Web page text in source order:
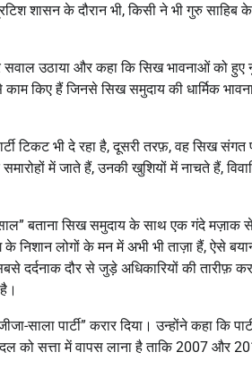
शासन के दौरान भी, किसी ने भी गुरु साहिब
सवाल उठाया और कहा कि सिख भावनाओं को
काम किए हैं जिनसे सिख समुदाय की धार्मिक
टिकट भी दे रहा है, दूसरी तरफ़, वह सिख संगत
में जाते हैं, उनकी खुशियों में नाचते हैं,
बताना सिख समुदाय के साथ एक गंदे मज़ाक
निशान लोगों के मन में अभी भी ताज़ा हैं, ऐसे
दर्दनाक दौर से जुड़े अधिकारियों की तारीफ़
पार्टी” करार दिया। उन्होंने कहा कि
को सत्ता में वापस लाना है ताकि 2007 और